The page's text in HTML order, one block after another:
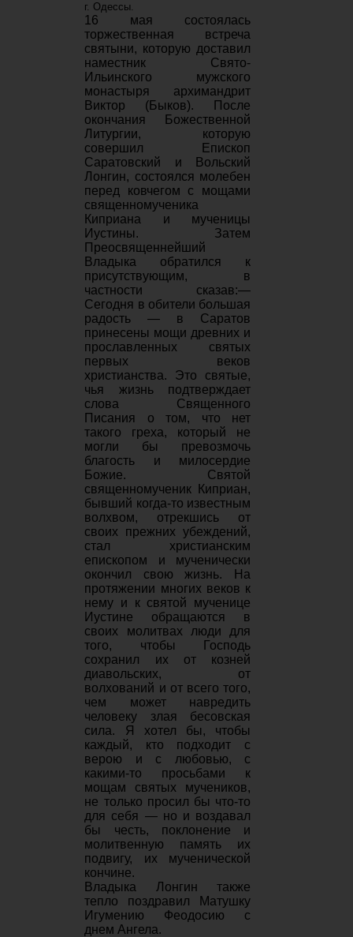
г. Одессы.
16 мая состоялась
торжественная встреча
святыни, которую доставил
наместник Свято-
Ильинского мужского
монастыря архимандрит
Виктор (Быков). После
окончания Божественной
Литургии, которую
совершил Епископ
Саратовский и Вольский
Лонгин, состоялся молебен
перед ковчегом с мощами
священномученика
Киприана и мученицы
Иустины. Затем
Преосвященнейший
Владыка обратился к
присутствующим, в
частности сказав:—
Сегодня в обители большая
радость — в Саратов
принесены мощи древних и
прославленных святых
первых веков
христианства. Это святые,
чья жизнь подтверждает
слова Священного
Писания о том, что нет
такого греха, который не
могли бы превозмочь
благость и милосердие
Божие. Святой
священномученик Киприан,
бывший когда-то известным
волхвом, отрекшись от
своих прежних убеждений,
стал христианским
епископом и мученически
окончил свою жизнь. На
протяжении многих веков к
нему и к святой мученице
Иустине обращаются в
своих молитвах люди для
того, чтобы Господь
сохранил их от козней
диавольских, от
волхований и от всего того,
чем может навредить
человеку злая бесовская
сила. Я хотел бы, чтобы
каждый, кто подходит с
верою и с любовью, с
какими-то просьбами к
мощам святых мучеников,
не только просил бы что-то
для себя — но и воздавал
бы честь, поклонение и
молитвенную память их
подвигу, их мученической
кончине.
Владыка Лонгин также
тепло поздравил Матушку
Игумению Феодосию с
днем Ангела.